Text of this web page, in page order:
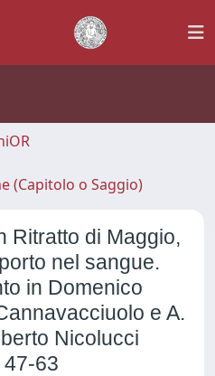
(Capitolo o Saggio)
Ritratto di Maggio,
nel sangue.
in Domenico
e A.
Nicolucci
47-63